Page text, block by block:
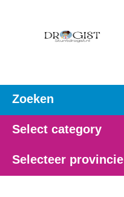
Zoeken
Select category
Selecteer provincie